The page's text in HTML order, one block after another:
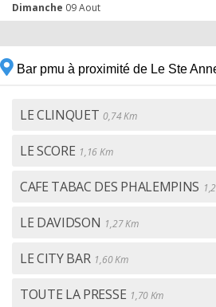
Dimanche 09 Aout
Bar pmu à proximité de Le Ste
LE CLINQUET 0,74 Km
LE SCORE 1,16 Km
CAFE TABAC DES PHALEMPINS
LE DAVIDSON 1,27 Km
LE CITY BAR 1,60 Km
TOUTE LA PRESSE 1,70 Km